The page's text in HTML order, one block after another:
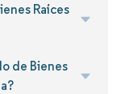
Raíces
de Bienes